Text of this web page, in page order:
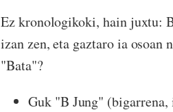
Ez kronologikoki, hain juxtu:
izan zen, eta gaztaro ia osoan
"Bata"?
Guk "B Jung"